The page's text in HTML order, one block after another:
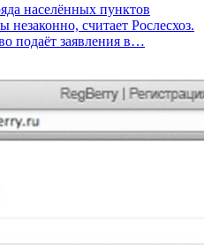
населённых пунктов
считает Рослесхоз.
подаёт заявления в…